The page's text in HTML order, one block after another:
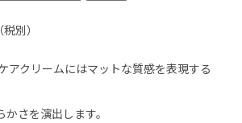
別）
アクリームにはマットな質感を表現する
さを演出します。